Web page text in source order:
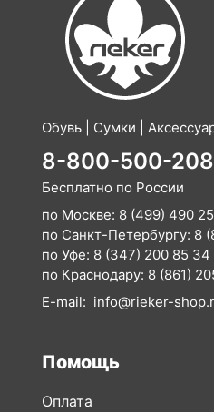
Обувь | Сумки |
8-800-500-
Бесплатно по России
по Москве: 8 (499) 490
по Санкт-Петербургу: 8
по Уфе: 8 (347) 200 85 34
по Краснодару: 8 (861)
E-mail: info@rieker-
Помощь
Оплата